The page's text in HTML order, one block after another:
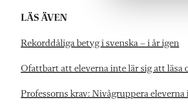
LÄS ÄVEN
Rekorddåliga betyg i svenska – i år igen
Ofattbart att eleverna inte lär sig att läsa
Professorns krav: Nivågruppera eleverna